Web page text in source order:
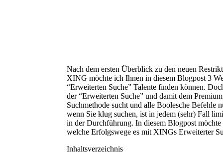
Nach dem ersten Überblick zu den neuen
XING möchte ich Ihnen in diesem Blogpost 3
“Erweiterten Suche” Talente finden können.
der “Erweiterten Suche” und damit dem
Suchmethode sucht und alle Boolesche Befehle
wenn Sie klug suchen, ist in jedem (sehr) Fall
in der Durchführung. In diesem Blogpost
welche Erfolgswege es mit XINGs Erweiterter
Inhaltsverzeichnis